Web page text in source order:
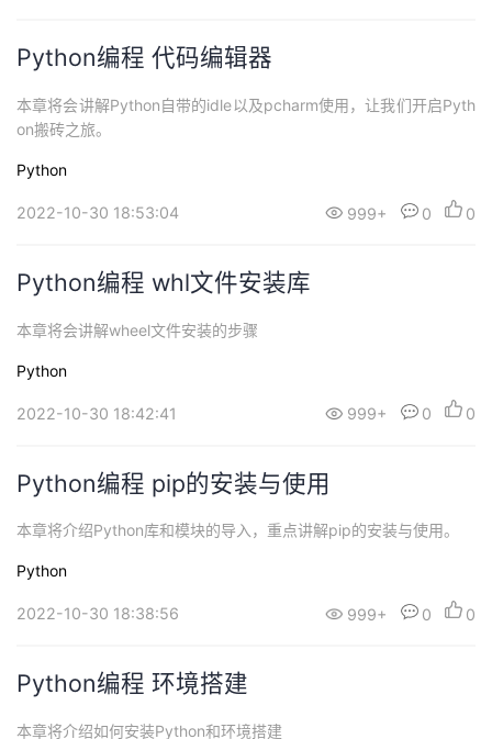
Python编程 代码编辑器
本章将会讲解Python自带的idle以及pcharm使用，让我们开启Pyth
on搬砖之旅。
Python
2022-10-30 18:53:04 999+ 0 0
Python编程 whl文件安装库
本章将会讲解wheel文件安装的步骤
Python
2022-10-30 18:42:41 999+ 0 0
Python编程 pip的安装与使用
本章将介绍Python库和模块的导入，重点讲解pip的安装与使用。
Python
2022-10-30 18:38:56 999+ 0 0
Python编程 环境搭建
本章将介绍如何安装Python和环境搭建